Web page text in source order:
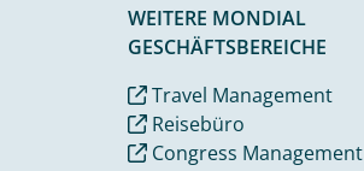
WEITERE MONDIAL
GESCHÄFTSBEREICHE
Travel Management
Reisebüro
Congress Management